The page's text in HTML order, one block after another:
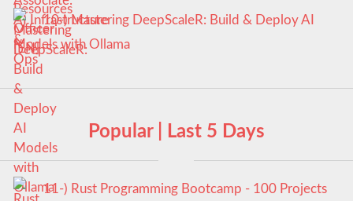
10-) Mastering DeepScaleR: Build & Deploy AI
Models with Ollama
Popular | Last 5 Days
11-) Rust Programming Bootcamp - 100 Projects